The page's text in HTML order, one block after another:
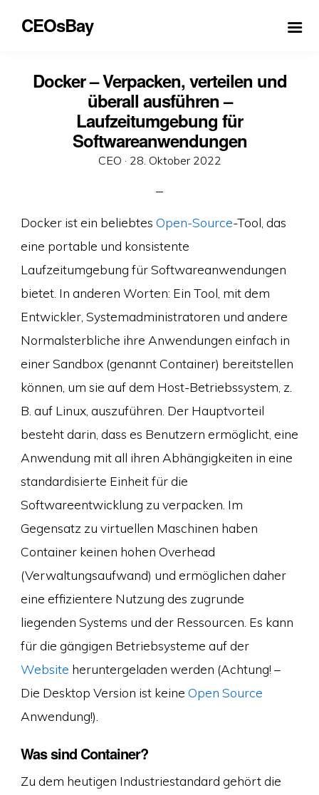
CEOsBay
Docker – Verpacken, verteilen und
überall ausführen –
Laufzeitumgebung für
Softwareanwendungen
CEO · Veröffentlicht
28. Oktober 2022
Docker ist ein beliebtes Open-Source-Tool, das
eine portable und konsistente
Laufzeitumgebung für Softwareanwendungen
bietet. In anderen Worten: Ein Tool, mit dem
Entwickler, Systemadministratoren und andere
Normalsterbliche ihre Anwendungen einfach in
einer Sandbox (genannt Container) bereitstellen
können, um sie auf dem Host-Betriebssystem, z.
B. auf Linux, auszuführen. Der Hauptvorteil
besteht darin, dass es Benutzern ermöglicht, eine
Anwendung mit all ihren Abhängigkeiten in eine
standardisierte Einheit für die
Softwareentwicklung zu verpacken. Im
Gegensatz zu virtuellen Maschinen haben
Container keinen hohen Overhead
(Verwaltungsaufwand) und ermöglichen daher
eine effizientere Nutzung des zugrunde
liegenden Systems und der Ressourcen. Es kann
für die gängigen Betriebsysteme auf der
Website heruntergeladen werden (Achtung! –
Die Desktop Version ist keine Open Source
Anwendung!).
Was sind Container?
Zu dem heutigen Industriestandard gehört die